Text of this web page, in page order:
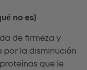
no es)
de firmeza y
la disminución
que le